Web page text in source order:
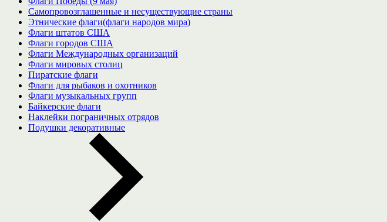
Самопровозглашенные и несуществующие страны
Этнические флаги(флаги народов мира)
Флаги штатов США
Флаги городов США
Флаги Международных организаций
Флаги мировых столиц
Пиратские флаги
Флаги для рыбаков и охотников
Флаги музыкальных групп
Байкерские флаги
Наклейки пограничных отрядов
Подушки декоративные